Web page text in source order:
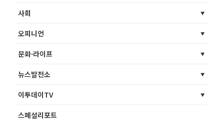
사회
오피니언
문화·라이프
뉴스발전소
이투데이TV
스페셜리포트